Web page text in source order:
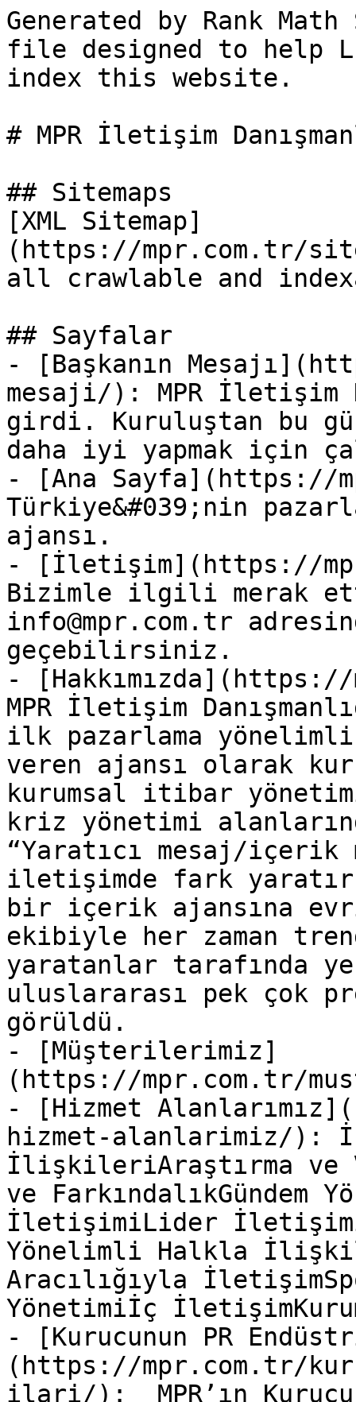
Generated by Rank
file designed to help
index this website.
# MPR İletişim
## Sitemaps
[XML Sitemap]
(https://mpr.com.tr/
all crawlable and
## Sayfalar
- [Başkanın
mesaji/): MPR İletişim
girdi. Kuruluştan bu
daha iyi yapmak için
- [Ana Sayfa](https://
Türkiye&#039;nin
ajansı.
- [İletişim](https://
Bizimle ilgili merak
info@mpr.com.tr
geçebilirsiniz.
-
MPR İletişim
ilk pazarlama
veren ajansı olarak
kurumsal itibar
kriz yönetimi
“Yaratıcı mesaj/
iletişimde fark
bir içerik ajansına
ekibiyle her zaman
yaratanlar tarafında
uluslararası pek çok
görüldü.
- [Müşterilerimiz]
(https://mpr.com.tr/
- [Hizmet
hizmet-alanlarimiz/):
İlişkileriAraştırma ve
ve FarkındalıkGündem
İletişimiLider
Yönelimli Halkla
Aracılığıyla
Yönetimiİç
- [Kurucunun PR
(https://mpr.com.tr/
ilari/):  MPR’ın